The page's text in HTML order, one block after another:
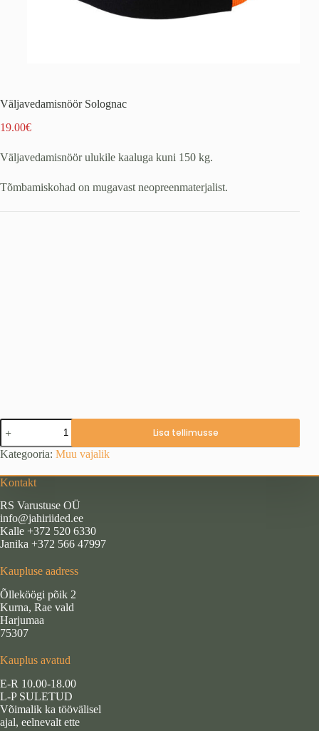
Väljavedamisnöör Solognac
19.00€
Väljavedamisnöör ulukile kaaluga kuni 150 kg.
Tõmbamiskohad on mugavast neopreenmaterjalist.
Väljavedamisnöör
Solognac
kogus
Lisa tellimusse
Kategooria: Muu vajalik
Kontakt
RS Varustuse OÜ
info@jahiriided.ee
Kalle +372 520 6330
Janika +372 566 47997
Kaupluse aadress
Õlleköögi põik 2
Kurna, Rae vald
Harjumaa
75307
Kauplus avatud
E-R 10.00-18.00
L-P SULETUD
Võimalik ka töövälisel
ajal, eelnevalt ette